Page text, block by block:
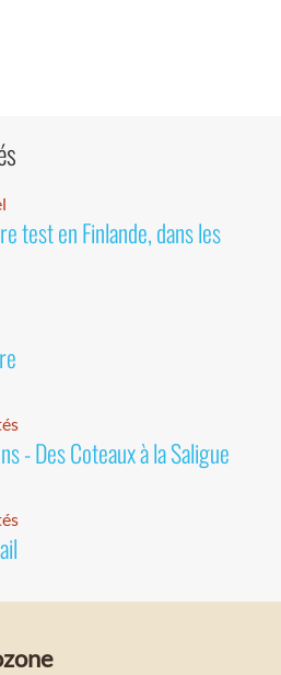
test en Finlande, dans les
- Des Coteaux à la Saligue